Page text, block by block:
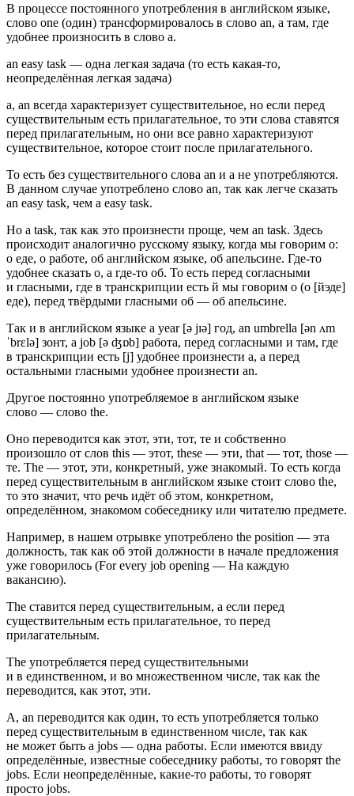
В процессе постоянного употребления в английском языке,
слово one (один) трансформировалось в слово an, а там, где
удобнее произносить в слово a.
an easy task — одна легкая задача (то есть какая-то,
неопределённая легкая задача)
a, an всегда характеризует существительное, но если перед
существительным есть прилагательное, то эти слова ставятся
перед прилагательным, но они все равно характеризуют
существительное, которое стоит после прилагательного.
То есть без существительного слова an и a не употребляются.
В данном случае употреблено слово an, так как легче сказать
an easy task, чем a easy task.
Но a task, так как это произнести проще, чем an task. Здесь
происходит аналогично русскому языку, когда мы говорим о:
о еде, о работе, об английском языке, об апельсине. Где-то
удобнее сказать о, а где-то об. То есть перед согласными
и гласными, где в транскрипции есть й мы говорим о (о [йэде]
еде), перед твёрдыми гласными об — об апельсине.
Так и в английском языке a year [ə jɪə] год, an umbrella [ən ʌm
ˈbrɛlə] зонт, a job [ə ʤɒb] работа, перед согласными и там, где
в транскрипции есть [j] удобнее произнести a, а перед
остальными гласными удобнее произнести an.
Другое постоянно употребляемое в английском языке
слово — слово the.
Оно переводится как этот, эти, тот, те и собственно
произошло от слов this — этот, these — эти, that — тот, those —
те. The — этот, эти, конкретный, уже знакомый. То есть когда
перед существительным в английском языке стоит слово the,
то это значит, что речь идёт об этом, конкретном,
определённом, знакомом собеседнику или читателю предмете.
Например, в нашем отрывке употреблено the position — эта
должность, так как об этой должности в начале предложения
уже говорилось (For every job opening — На каждую
вакансию).
The ставится перед существительным, а если перед
существительным есть прилагательное, то перед
прилагательным.
The употребляется перед существительными
и в единственном, и во множественном числе, так как the
переводится, как этот, эти.
A, an переводится как один, то есть употребляется только
перед существительным в единственном числе, так как
не может быть a jobs — одна работы. Если имеются ввиду
определённые, известные собеседнику работы, то говорят the
jobs. Если неопределённые, какие-то работы, то говорят
просто jobs.